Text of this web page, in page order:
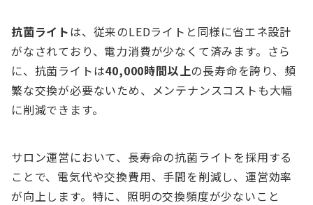
抗菌ライトは、従来のLEDライトと同様に省エネ設計
がなされており、電力消費が少なくて済みます。さら
に、抗菌ライトは40,000時間以上の長寿命を誇り、頻
繁な交換が必要ないため、メンテナンスコストも大幅
に削減できます。
サロン運営において、長寿命の抗菌ライトを採用する
ことで、電気代や交換費用、手間を削減し、運営効率
が向上します。特に、照明の交換頻度が少ないこと